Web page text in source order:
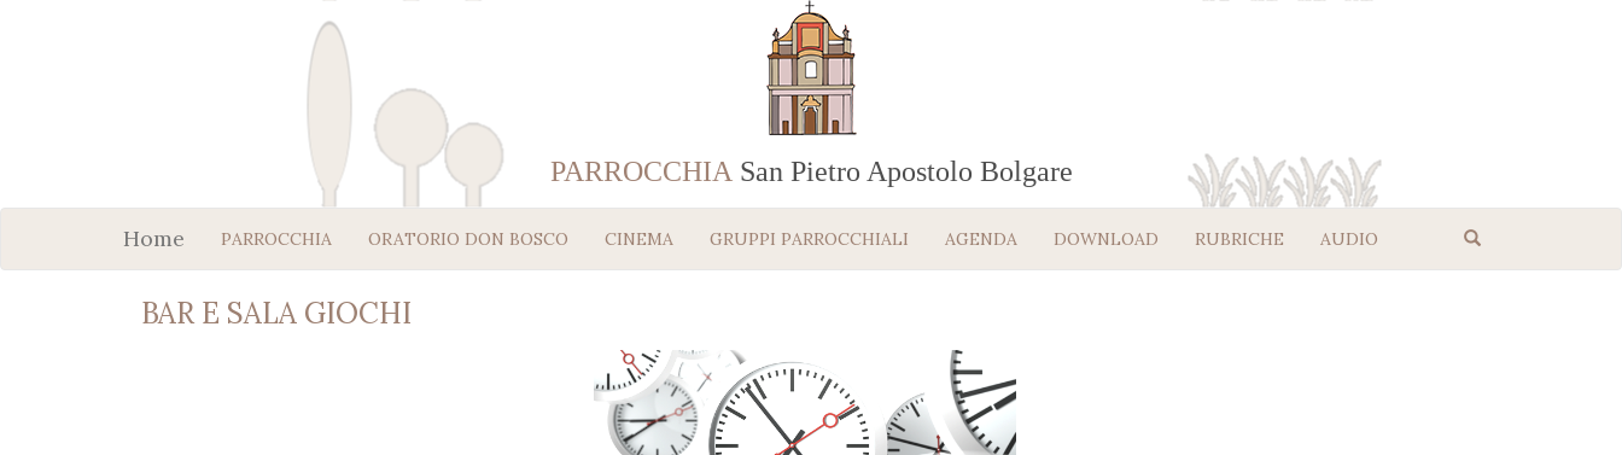
PARROCCHIA San Pietro Apostolo Bolgare
Home PARROCCHIA ORATORIO DON BOSCO CINEMA GRUPPI PARROCCHIALI AGENDA DOWNLOAD RUBRICHE AUDIO
BAR E SALA GIOCHI